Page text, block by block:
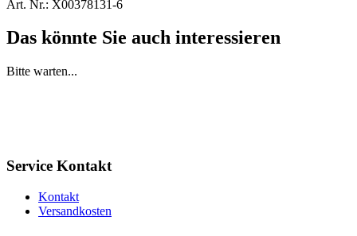
Art. Nr.: X00378131-6
Das könnte Sie auch interessieren
Bitte warten...
Service Kontakt
Kontakt
Versandkosten